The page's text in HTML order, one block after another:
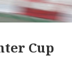
Cup